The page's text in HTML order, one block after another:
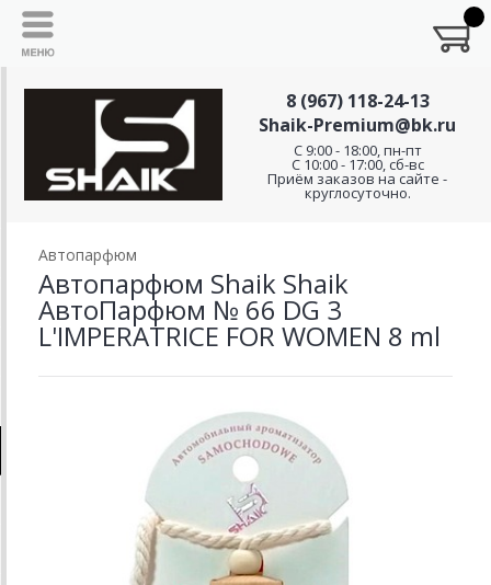
8 (967) 118-24-13
Shaik-Premium@bk.ru
C 9:00 - 18:00, пн-пт
С 10:00 - 17:00, сб-вс
Приём заказов на сайте -
круглосуточно.
Автопарфюм
Автопарфюм Shaik Shaik
АвтоПарфюм № 66 DG 3
L'IMPERATRICE FOR WOMEN 8 ml